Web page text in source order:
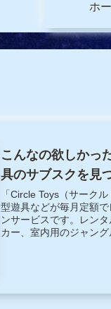
ホ
こんなの欲しかっ
具のサブスクを見
「Circle Toys（サーク
型遊具などが毎月定額
ンサービスです。レン
カー、室内用のジャン